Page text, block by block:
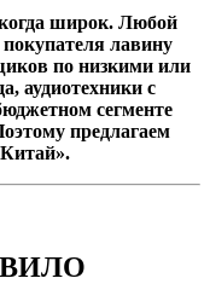
широк. Любой
лавину
по низкими или
аудиотехники с
сегменте
предлагаем
Китай».